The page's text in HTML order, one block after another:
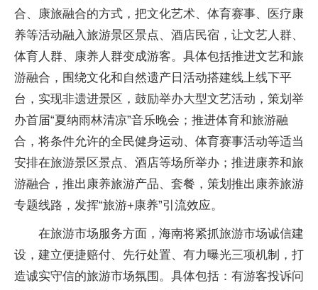
合、康旅融合的方式，把文化艺术、体育赛事、医疗康
养等活动融入旅游景区景点、酒店民宿，让文艺人群、
体育人群、康养人群变成游客。具体包括推进文艺和旅
游融合，围绕文化和自然遗产日活动搭建线上线下平
台，实现非遗进景区，鼓励举办大型文艺活动，策划举
办首届“夏纳雨林清凉”音乐晚会；推进体育和旅游融
合，将条件允许的全民健身运动、体育赛事活动等适当
安排在旅游景区景点、酒店等场所举办；推进康养和旅
游融合，推出康养旅游产品、套餐，策划推出康养旅游
专题线路，发挥“旅游+康养”引流效应。
在旅游市场服务方面，海南将紧抓旅游市场诚信建
设，建立便捷赔付、先行处置、有力曝光三项机制，打
造诚实守信的旅游市场氛围。具体包括：有游客投诉问